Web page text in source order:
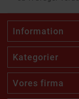
Information
Kategorier
Vores firma